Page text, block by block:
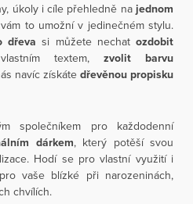
úkoly i cíle přehledně na jednom
to umožní v jedinečném stylu.
dřeva si můžete nechat ozdobit
textem,zvolit barvu
navíc získáte dřevěnou propisku
společníkem pro každodenní
dárkem, který potěší svou
Hodí se pro vlastní využití i
vaše blízké při narozeninách,
chvílích.